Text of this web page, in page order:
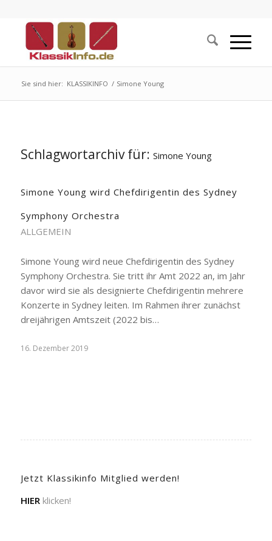
Sie sind hier: KLASSIKINFO / Simone Young
Schlagwortarchiv für: Simone Young
Simone Young wird Chefdirigentin des Sydney
Symphony Orchestra
ALLGEMEIN
Simone Young wird neue Chefdirigentin des Sydney
Symphony Orchestra. Sie tritt ihr Amt 2022 an, im Jahr
davor wird sie als designierte Chefdirigentin mehrere
Konzerte in Sydney leiten. Im Rahmen ihrer zunächst
dreijährigen Amtszeit (2022 bis…
16. Dezember 2019
Jetzt Klassikinfo Mitglied werden!
HIER klicken!